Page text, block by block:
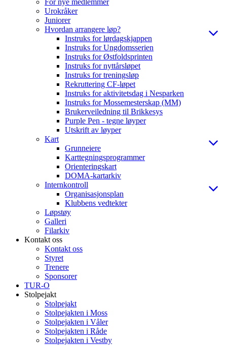
For nye medlemmer
Urokråker
Juniorer
Hvordan arrangere løp?
Instruks for lørdagskjappen
Instruks for Ungdomsserien
Instruks for Østfoldsprinten
Instruks for nyttårsløpet
Instruks for treningsløp
Rekruttering CF-løpet
Instruks for aktivitetsdag i Nesparken
Instruks for Mossemesterskap (MM)
Brukerveiledning til Brikkesys
Purple Pen - tegne løyper
Utskrift av løyper
Kart
Grunneiere
Karttegningsprogrammer
Orienteringskart
DOMA-kartarkiv
Internkontroll
Organisasjonsplan
Klubbens vedtekter
Løpstøy
Galleri
Filarkiv
Kontakt oss
Kontakt oss
Styret
Trenere
Sponsorer
TUR-O
Stolpejakt
Stolpejakt
Stolpejakten i Moss
Stolpejakten i Våler
Stolpejakten i Råde
Stolpejakten i Vestby